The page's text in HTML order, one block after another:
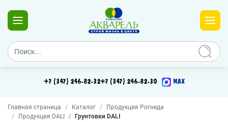
+7 (347) 246-82-32+7 (347) 246-82-30 MAX
Главная страница Каталог
Продукция Рогнеда
Продукция DALI
Грунтовки DALI